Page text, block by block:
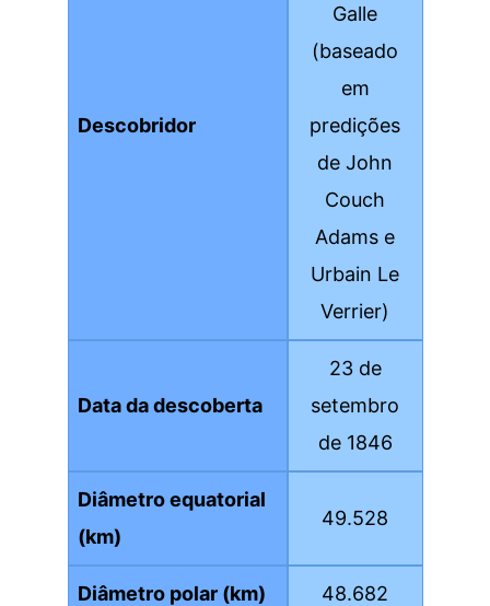
Descobridor
Galle
(baseado
em
predições
de John
Couch
Adams e
Urbain Le
Verrier)
Data da descoberta
23 de
setembro
de 1846
Diâmetro equatorial
(km)
49.528
Diâmetro polar (km) 48.682